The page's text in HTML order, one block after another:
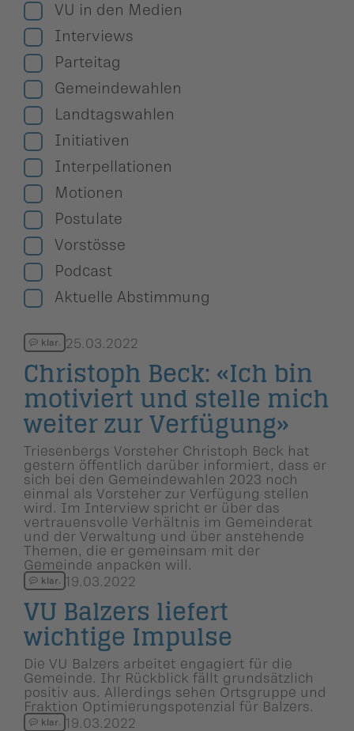
uns
VU in den Medien
Interviews
Parteitag
Gemeindewahlen
Landtagswahlen
Initiativen
Interpellationen
Motionen
Postulate
Vorstösse
Podcast
Aktuelle Abstimmung
klar. 25.03.2022
Christoph Beck: «Ich bin
motiviert und stelle mich
weiter zur Verfügung»
Triesenbergs Vorsteher Christoph Beck hat
gestern öffentlich darüber informiert, dass er
sich bei den Gemeindewahlen 2023 noch
einmal als Vorsteher zur Verfügung stellen
wird. Im Interview spricht er über das
vertrauensvolle Verhältnis im Gemeinderat
und der Verwaltung und über anstehende
Themen, die er gemeinsam mit der
Gemeinde anpacken will.
klar. 19.03.2022
VU Balzers liefert
wichtige Impulse
Die VU Balzers arbeitet engagiert für die
Gemeinde. Ihr Rückblick fällt grundsätzlich
positiv aus. Allerdings sehen Ortsgruppe und
Fraktion Optimierungspotenzial für Balzers.
klar. 19.03.2022